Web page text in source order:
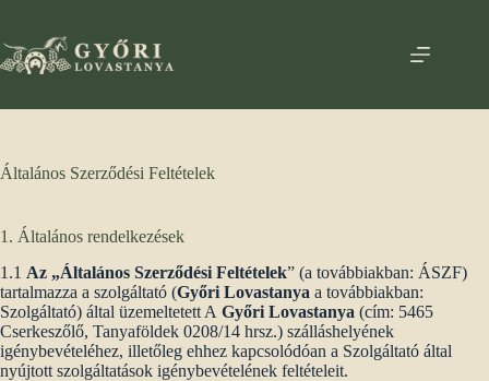
content
Általános Szerződési Feltételek
1. Általános rendelkezések
1.1 Az „Általános Szerződési Feltételek” (a továbbiakban: ÁSZF)
tartalmazza a szolgáltató (Győri Lovastanya a továbbiakban:
Szolgáltató) által üzemeltetett A Győri Lovastanya (cím: 5465
Cserkeszőlő, Tanyaföldek 0208/14 hrsz.) szálláshelyének
igénybevételéhez, illetőleg ehhez kapcsolódóan a Szolgáltató által
nyújtott szolgáltatások igénybevételének feltételeit.